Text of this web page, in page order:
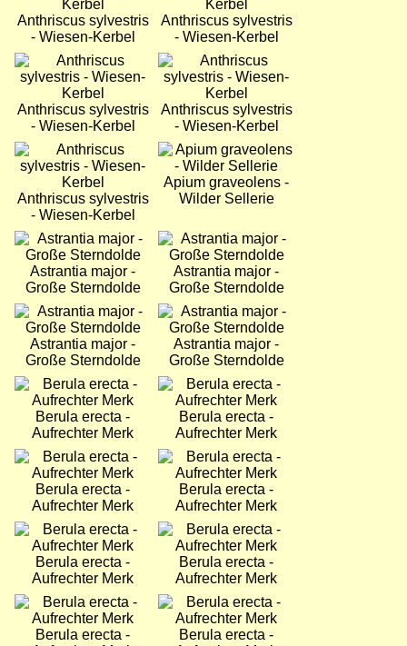
Anthriscus sylvestris
- Wiesen-Kerbel
Anthriscus sylvestris
- Wiesen-Kerbel
Bild
Anthriscus sylvestris
- Wiesen-Kerbel
Bild
Anthriscus sylvestris
- Wiesen-Kerbel
Bild
Anthriscus sylvestris
- Wiesen-Kerbel
Bild
Apium graveolens -
Wilder Sellerie
Bild
Astrantia major -
Große Sterndolde
Bild
Astrantia major -
Große Sterndolde
Bild
Astrantia major -
Große Sterndolde
Bild
Astrantia major -
Große Sterndolde
Bild
Berula erecta -
Aufrechter Merk
Bild
Berula erecta -
Aufrechter Merk
Bild
Berula erecta -
Aufrechter Merk
Bild
Berula erecta -
Aufrechter Merk
Bild
Berula erecta -
Aufrechter Merk
Bild
Berula erecta -
Aufrechter Merk
Bild
Berula erecta -
Bild
Berula erecta -